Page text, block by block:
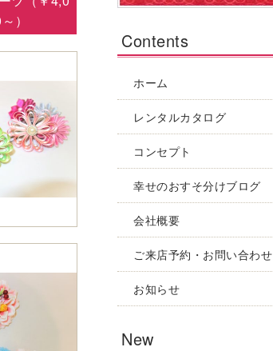
）
Contents
ホーム
レンタルカタログ
コンセプト
幸せのおすそ分けブログ
会社概要
ご来店予約・お問い合わせ
お知らせ
New